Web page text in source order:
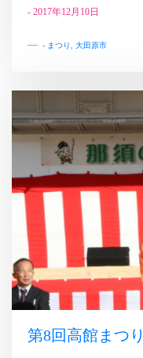
- 2017年12月10日
- まつり, 大田原市
第8回高館まつり